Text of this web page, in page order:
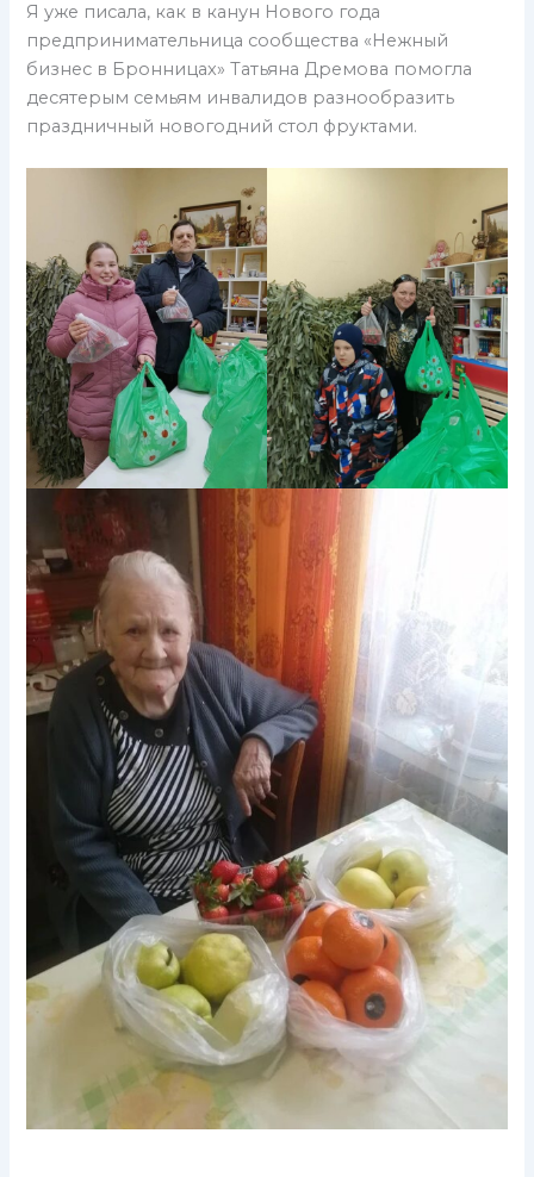
Я уже писала, как в канун Нового года
предпринимательница сообщества «Нежный
бизнес в Бронницах» Татьяна Дремова помогла
десятерым семьям инвалидов разнообразить
праздничный новогодний стол фруктами.